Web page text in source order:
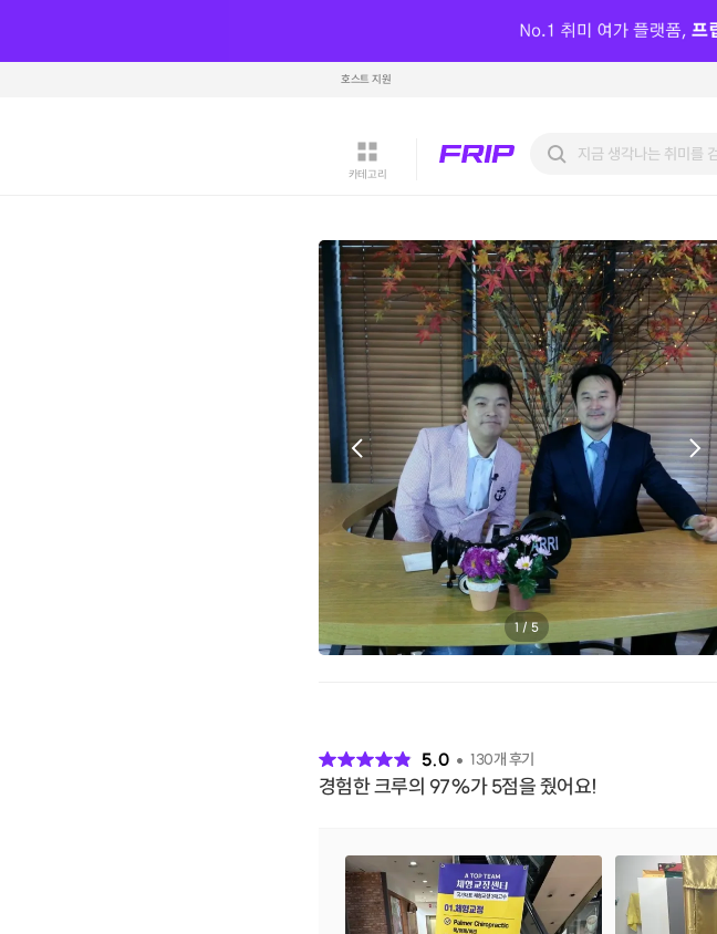
호스트 지원
카테고리
1/ 5
5.0 130개 후기
경험한 크루의 97%가 5점을 줬어요!